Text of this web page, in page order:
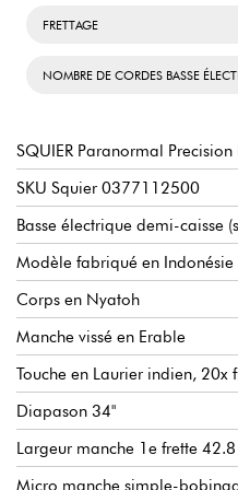
FRETTAGE
NOMBRE DE CORDES BASSE
SQUIER Paranormal Precision
SKU Squier 0377112500
Basse électrique demi-caisse
Modèle fabriqué en Indonésie
Corps en Nyatoh
Manche vissé en Erable
Touche en Laurier indien, 20x
Diapason 34"
Largeur manche 1e frette
Micro manche simple-